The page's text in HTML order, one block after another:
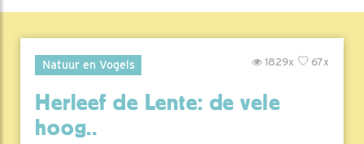
Natuur en Vogels 67x
1829x
Herleef de Lente: de vele
hoog..